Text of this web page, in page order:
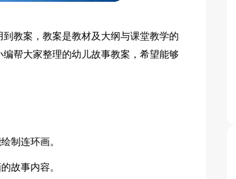
教案，教案是教材及大纲与课堂教学的
帮大家整理的幼儿故事教案，希望能够
制连环画。
故事内容。